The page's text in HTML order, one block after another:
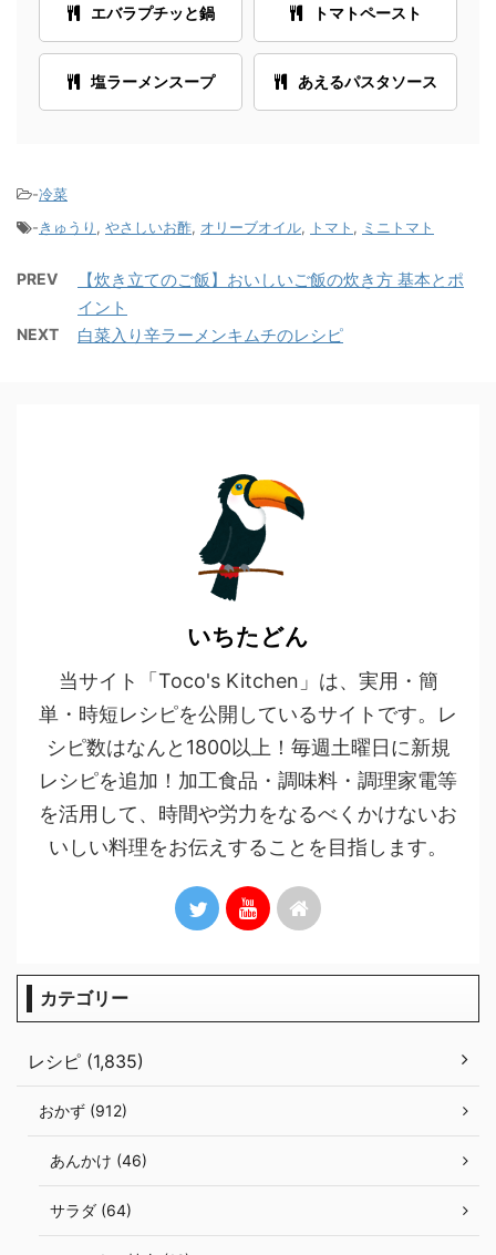
エバラプチッと鍋 トマトペースト
塩ラーメンスープ あえるパスタソース
-冷菜
-きゅうり , やさしいお酢, オリーブオイル, トマト , ミニトマト
PREV
【炊き立てのご飯】おいしいご飯の炊き方 基本とポ
イント
NEXT 白菜入り辛ラーメンキムチのレシピ
いちたどん
当サイト「Toco's Kitchen」は、実用・簡
単・時短レシピを公開しているサイトです。レ
シピ数はなんと1800以上！毎週土曜日に新規
レシピを追加！加工食品・調味料・調理家電等
を活用して、時間や労力をなるべくかけないお
いしい料理をお伝えすることを目指します。
カテゴリー
レシピ (1,835)
おかず (912)
あんかけ (46)
サラダ (64)